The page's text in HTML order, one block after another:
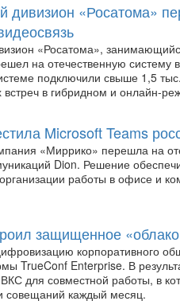
дивизион «Росатома»
«Росатома»,
на отечественную систему
подключили свыше 1,5
встреч в гибридном и онлайн-
Microsoft Teams
«Миррико» перешла на
Dion. Решение
работы в офисе и
защищенное
корпоративного
TrueConf Enterprise. В
для совместной работы, в
совещаний каждый месяц.